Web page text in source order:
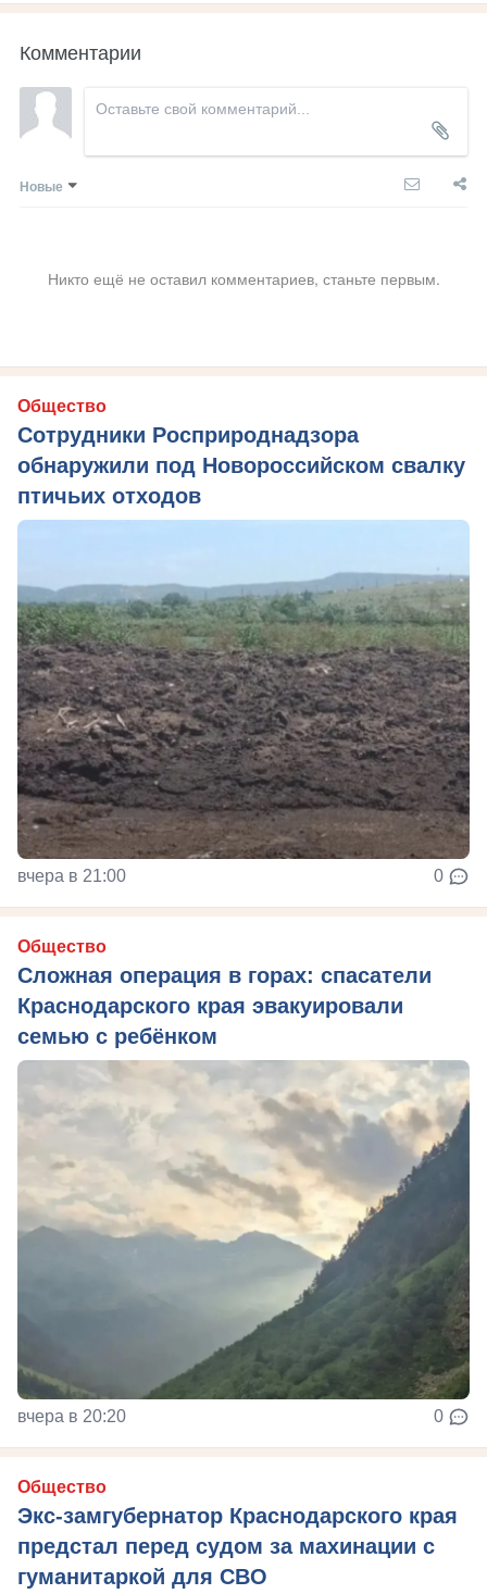
Комментарии
Новые
Никто ещё не оставил комментариев, станьте первым.
Общество
Сотрудники Росприроднадзора
обнаружили под Новороссийском свалку
птичьих отходов
вчера в 21:00 0
Общество
Сложная операция в горах: спасатели
Краснодарского края эвакуировали
семью с ребёнком
вчера в 20:20 0
Общество
Экс-замгубернатор Краснодарского края
предстал перед судом за махинации с
гуманитаркой для СВО